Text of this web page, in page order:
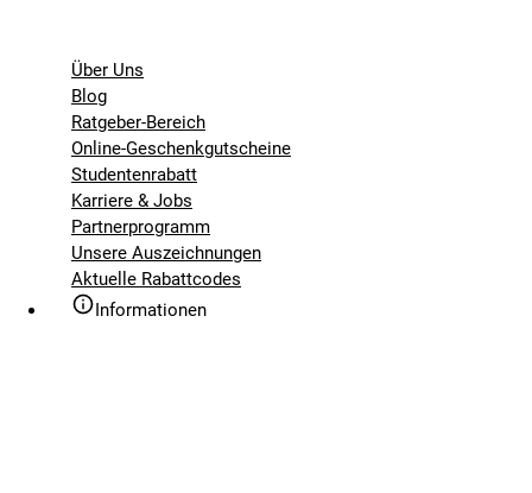
Über Uns
Blog
Ratgeber-Bereich
Online-Geschenkgutscheine
Studentenrabatt
Karriere & Jobs
Partnerprogramm
Unsere Auszeichnungen
Aktuelle Rabattcodes
Informationen